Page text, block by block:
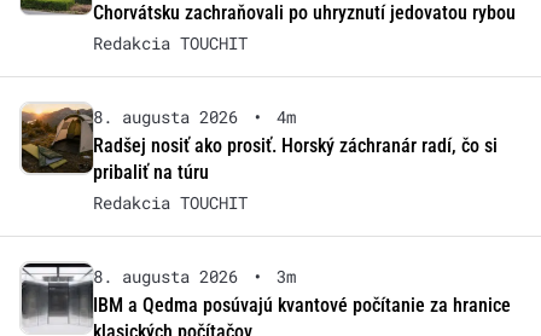
Chorvátsku zachraňovali po uhryznutí jedovatou rybou
Redakcia TOUCHIT
8. augusta 2026 •
4m
Radšej nosiť ako prosiť. Horský záchranár radí, čo si
pribaliť na túru
Redakcia TOUCHIT
8. augusta 2026 •
3m
IBM a Qedma posúvajú kvantové počítanie za hranice